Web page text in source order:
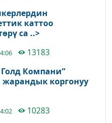
каттоо
са ..>
13183
Компани”
коргонуу
10283